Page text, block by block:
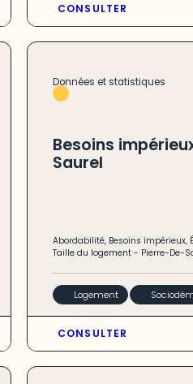
CONSULTER
Données et statistiques
Besoins
Saurel
Abordabilité, Besoins impérieux,
Taille du logement- Pierre-De-
Logement
CONSULTER